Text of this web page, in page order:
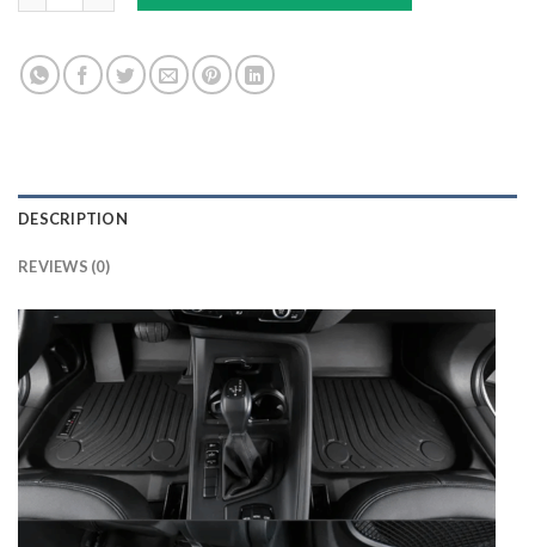
DESCRIPTION
REVIEWS (0)